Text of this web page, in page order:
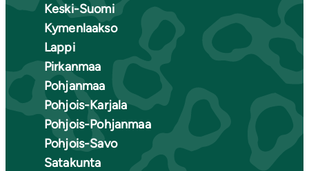
Keski-Suomi
Kymenlaakso
Lappi
Pirkanmaa
Pohjanmaa
Pohjois-Karjala
Pohjois-Pohjanmaa
Pohjois-Savo
Satakunta